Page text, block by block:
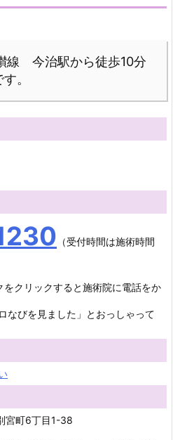
線 今治駅から徒歩10分
。
（受付時間は施術時間
クリックすると施術院に電話をか
なびを見ました」とおっしゃって
町6丁目1-38